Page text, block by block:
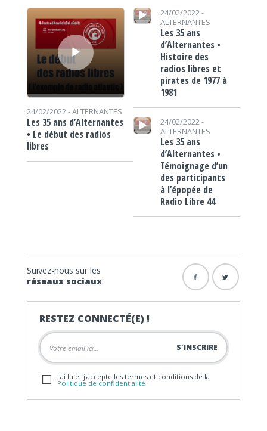
Lecteur audio
24/02/2022 -ALTERNANTES
Les 35 ans d’Alternantes
• Le début des radios
libres
Lecteur audio
24/02/2022 -
ALTERNANTES
Les 35 ans
d’Alternantes •
Histoire des
radios libres et
pirates de 1977 à
1981
Lecteur audio
24/02/2022 -
ALTERNANTES
Les 35 ans
d’Alternantes •
Témoignage d’un
des participants
à l’épopée de
Radio Libre 44
Suivez-nous sur les
réseaux sociaux
RESTEZ CONNECTÉ(E) !
J'ai lu et j'accepte les termes et conditions de la
Politique de confidentialité